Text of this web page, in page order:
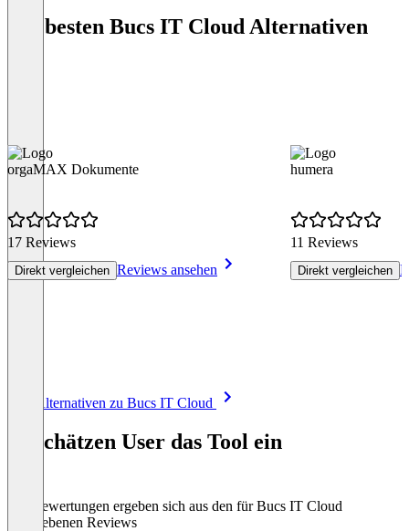
Die besten Bucs IT Cloud Alternativen
orgaMAX Dokumente
17 Reviews
Direkt vergleichen Reviews ansehen
humera
11 Reviews
Direkt vergleichen
Alle Alternativen zu Bucs IT Cloud
So schätzen User das Tool ein
Die Bewertungen ergeben sich aus den für Bucs IT Cloud
abgegebenen Reviews